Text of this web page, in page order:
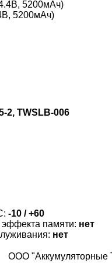
5200мАч)
2, TWSLB-006
-10 / +60
памяти: нет
нет
ООО "Аккумуляторные